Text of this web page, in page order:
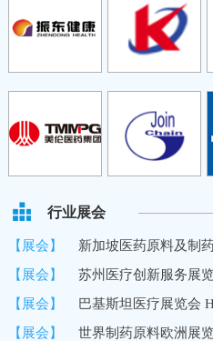
行业展会
【展会】
【展会】
苏州医疗创新服务展
【展会】
巴基斯坦医疗展览会
【展会】
世界制药原料欧洲展